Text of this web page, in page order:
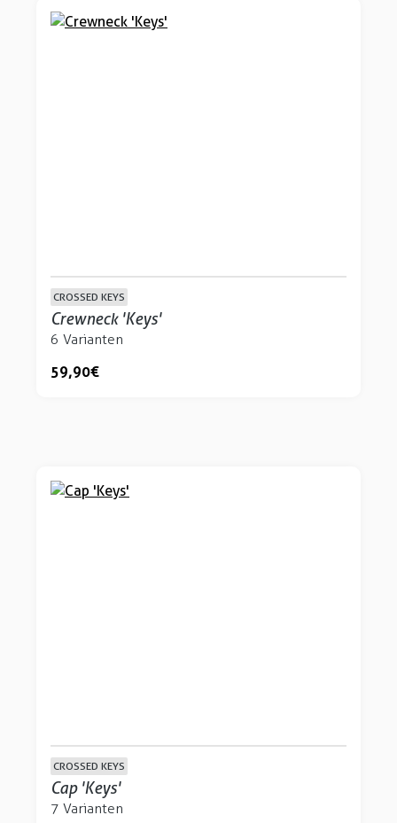
CROSSED KEYS
Crewneck 'Keys'
6 Varianten
59,90 €
CROSSED KEYS
Cap 'Keys'
7 Varianten